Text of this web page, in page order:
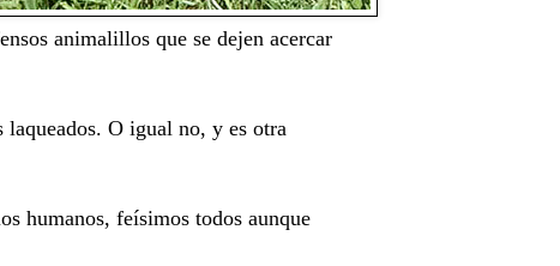
animalillos que se dejen acercar
O igual no, y es otra
humanos, feísimos todos aunque